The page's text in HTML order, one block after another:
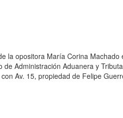
la opositora María Corina
Administración Aduanera y
Av. 15, propiedad de Felipe